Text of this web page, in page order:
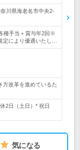
川県海老名市中央2-
種手当＋賞与年2回※
定により優遇いたし…
改革を進めているた
2日（土日）* 祝日
気になる